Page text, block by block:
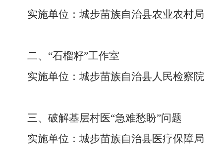
实施单位：城步苗族自治县农业农村局
二、 “石榴籽”工作室
实施单位：城步苗族自治县人民检察院
三、破解基层村医“急难愁盼”问题
实施单位：城步苗族自治县医疗保障局